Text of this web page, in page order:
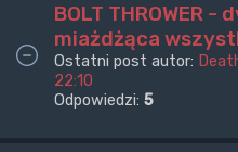
BOLT THROWER
miażdżąca
Ostatni post autor:
22:10
Odpowiedzi: 5